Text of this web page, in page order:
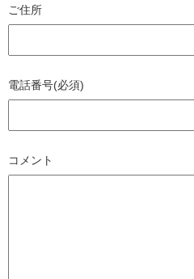
ご住所
電話番号(必須)
コメント